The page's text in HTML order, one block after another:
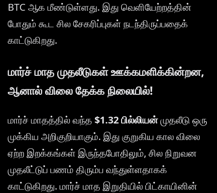
BTC ஆக மீண்டுள்ளது. இது வெளியேற்றத்தின்
போதும் கூட சில சேகரிப்புகள் நடந்திருப்பதைக்
காட்டுகிறது.
மார்ச் மாத முதலீடுகள் ஊக்கமளிக்கின்றன,
ஆனால் விலை தேக்க நிலையில்!
மார்ச் மாதத்தில் வந்த $1.32 பில்லியன்முதலீடு ஒரு
முக்கிய அறிகுறியாகும். இது குறுகிய கால விலை
ஏற்ற இறக்கங்கள் இருந்தபோதிலும், சில நிறுவன
முதலீட்டுப் பணம் திரும்ப வந்துள்ளதாகக்
காட்டுகிறது. மார்ச் மாத இறுதியில் பிட்காயினின்